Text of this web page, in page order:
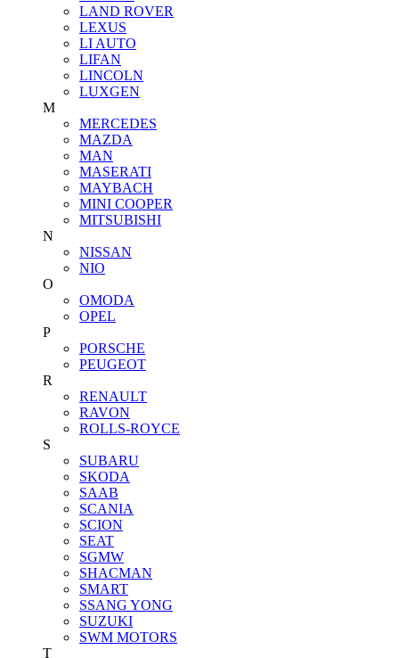
LAND ROVER
LEXUS
LI AUTO
LIFAN
LINCOLN
LUXGEN
M
MERCEDES
MAZDA
MAN
MASERATI
MAYBACH
MINI COOPER
MITSUBISHI
N
NISSAN
NIO
O
OMODA
OPEL
P
PORSCHE
PEUGEOT
R
RENAULT
RAVON
ROLLS-ROYCE
S
SUBARU
SKODA
SAAB
SCANIA
SCION
SEAT
SGMW
SHACMAN
SMART
SSANG YONG
SUZUKI
SWM MOTORS
T